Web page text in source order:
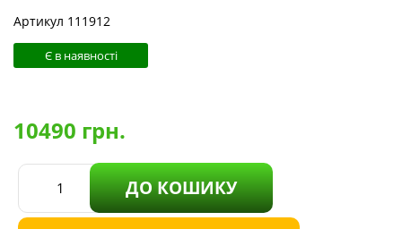
Артикул 111912
Є в наявності
10490 грн.
ДО КОШИКУ